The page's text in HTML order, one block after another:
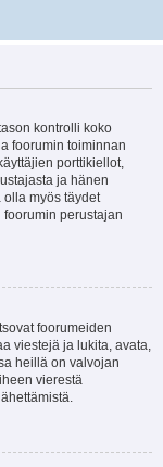
kontrolli koko
foorumin toiminnan
porttikiellot,
ja hänen
myös täydet
perustajan
foorumeiden
viestejä ja lukita, avata,
heillä on valvojan
vierestä